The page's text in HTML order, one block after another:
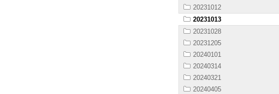
20231012
20231013
20231028
20231205
20240101
20240314
20240321
20240405